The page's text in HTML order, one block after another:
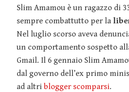
Slim Amamou è un ragazzo di
sempre combattutto per la
Nel luglio scorso aveva
un comportamento sospetto
Gmail. Il 6 gennaio Slim
dal governo dell’ex primo
ad altri blogger scomparsi.